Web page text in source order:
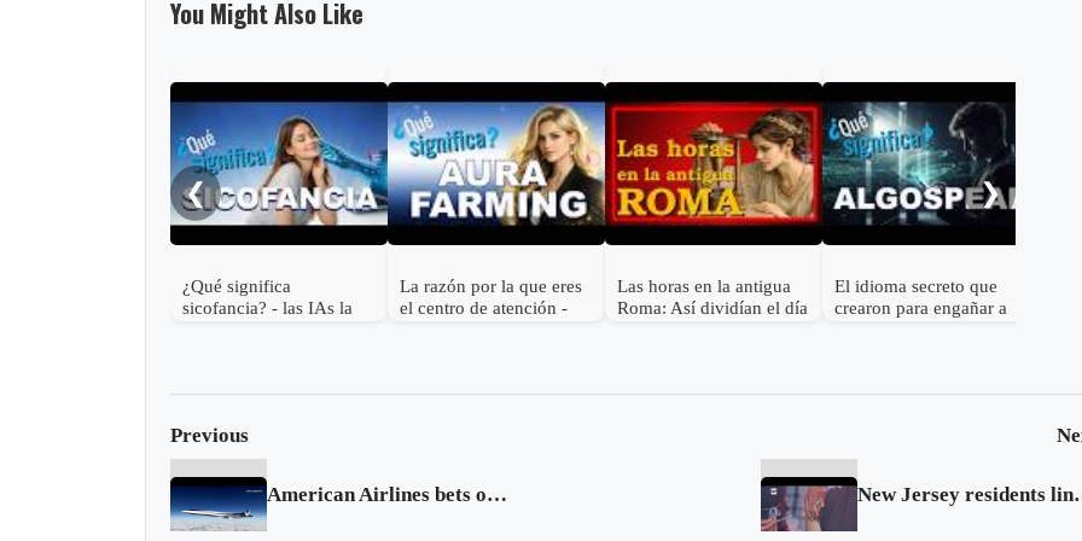
You Might Also Like
❮
¿Qué significa
sicofancia? - las IAs la
La razón por la que eres
el centro de atención -
Las horas en la antigua
Roma: Así dividían el día
El idioma secreto que
crearon para engañar a
❯
Previous
American Airlines bets on supersonic jets New Jersey